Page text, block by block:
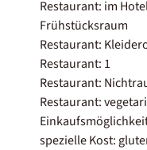
Restaurant: im
Frühstücksraum
Restaurant:
Restaurant: 1
Restaurant:
Restaurant:
spezielle Kost: